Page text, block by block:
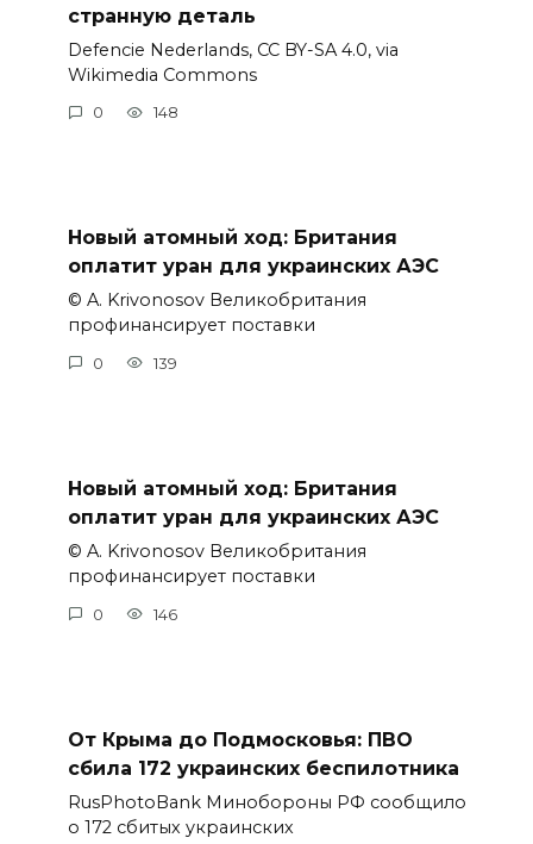
странную деталь
Defencie Nederlands, CC BY-SA 4.0, via
Wikimedia Commons
0 148
Новый атомный ход: Британия
оплатит уран для украинских АЭС
© A. Krivonosov Великобритания
профинансирует поставки
0 139
Новый атомный ход: Британия
оплатит уран для украинских АЭС
© A. Krivonosov Великобритания
профинансирует поставки
0 146
От Крыма до Подмосковья: ПВО
сбила 172 украинских беспилотника
RusPhotoBank Минобороны РФ сообщило
о 172 сбитых украинских